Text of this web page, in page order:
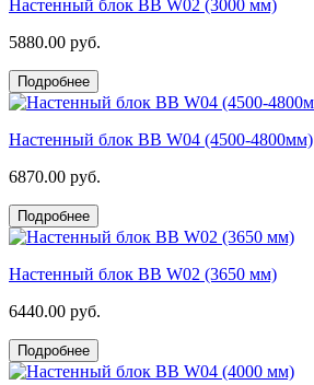
Настенный блок BB W02 (3000 мм)
5880.00 руб.
Подробнее
Настенный блок BB W04 (4500-4800мм)
6870.00 руб.
Подробнее
Настенный блок BB W02 (3650 мм)
6440.00 руб.
Подробнее